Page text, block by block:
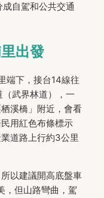
自駕和公共交通
出發
端下，接台14線往
武界林道），一
溪橋」附近，會看
用紅色布條標示
道路上行約3公里
以建議開高底盤車
，但山路彎曲，駕